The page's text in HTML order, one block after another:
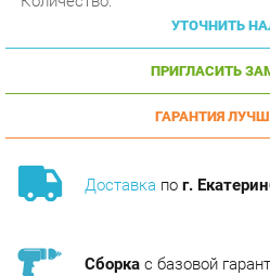
ПРИГЛАСИТЬ
ГАРАНТИЯ
Доставкапог.